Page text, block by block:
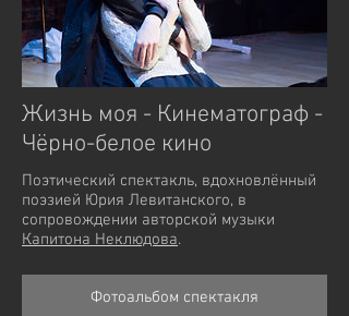
Жизнь моя - Кинематограф -
Чёрно-белое кино
Поэтический спектакль, вдохновлённый
поэзией Юрия Левитанского, в
сопровождении авторской музыки
Капитона Неклюдова.
Фотоальбом спектакля